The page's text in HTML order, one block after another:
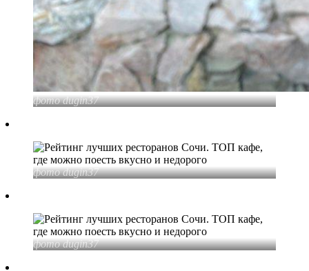
фото dugin37
фото dugin37
фото dugin37